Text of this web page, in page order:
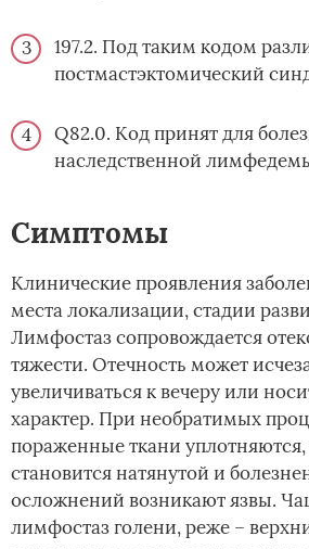
197.2. Под таким кодом
постмастэктомический
Q82.0. Код принят для
наследственной
Симптомы
Клинические проявления
места локализации, стадии
Лимфостаз сопровождается
тяжести. Отечность может
увеличиваться к вечеру или
характер. При необратимых
пораженные ткани
становится натянутой и
осложнений возникают язвы.
лимфостаз голени, реже –